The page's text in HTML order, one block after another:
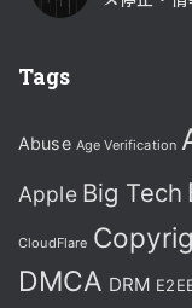
Tags
Abuse Age Verification
Apple Big Tech
CloudFlare
DMCA DRM